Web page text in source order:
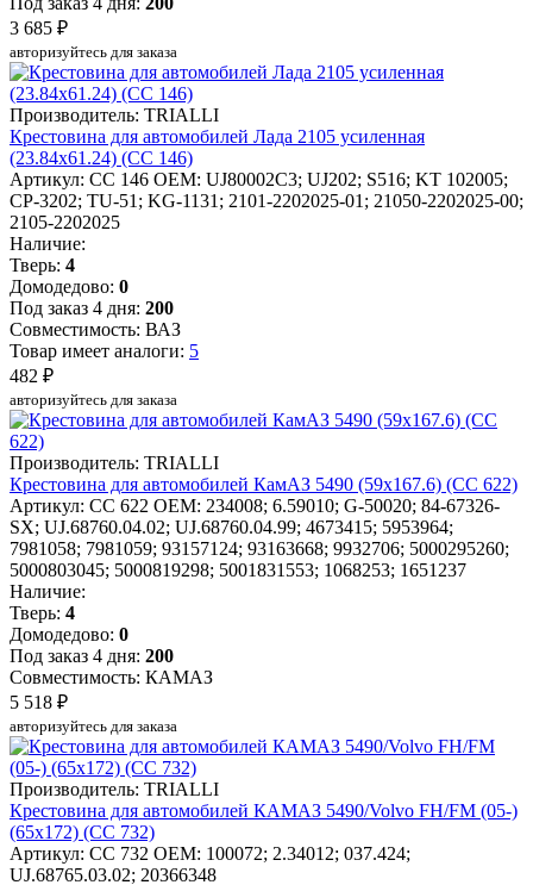
3 685 ₽
авторизуйтесь для заказа
Производитель: TRIALLI
Крестовина для автомобилей Лада 2105 усиленная
(23.84x61.24) (CC 146)
Артикул: CC 146 OEM: UJ80002C3; UJ202; S516; KT 102005;
CP-3202; TU-51; KG-1131; 2101-2202025-01; 21050-2202025-00;
2105-2202025
Наличие:
Тверь: 4
Домодедово: 0
Под заказ 4 дня: 200
Совместимость: ВАЗ
Товар имеет аналоги: 5
482 ₽
авторизуйтесь для заказа
Производитель: TRIALLI
Крестовина для автомобилей КамАЗ 5490 (59х167.6) (CC 622)
Артикул: CC 622 OEM: 234008; 6.59010; G-50020; 84-67326-
SX; UJ.68760.04.02; UJ.68760.04.99; 4673415; 5953964;
7981058; 7981059; 93157124; 93163668; 9932706; 5000295260;
5000803045; 5000819298; 5001831553; 1068253; 1651237
Наличие:
Тверь: 4
Домодедово: 0
Под заказ 4 дня: 200
Совместимость: КАМАЗ
5 518 ₽
авторизуйтесь для заказа
Производитель: TRIALLI
Крестовина для автомобилей КАМАЗ 5490/Volvo FH/FM (05-)
(65x172) (CC 732)
Артикул: CC 732 OEM: 100072; 2.34012; 037.424;
UJ.68765.03.02; 20366348